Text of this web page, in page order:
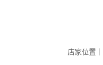
店家位置｜